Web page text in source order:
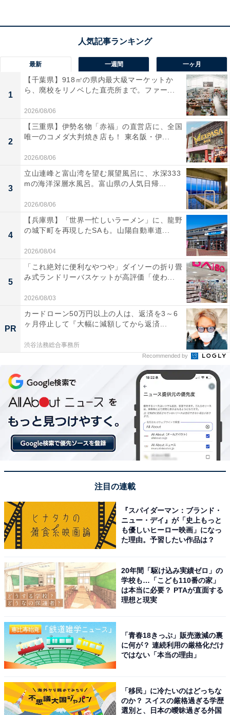
所在地：福島県福島市飯坂町湯野字新湯6
交通手段：東北自動車道 福島飯坂ICより車で12分／福島
交通飯坂線 飯坂温泉駅より車で5分（送迎有）
料金
大人1名（参考価格）：1万5950円
※料金は公式Webサイト参考価格
※プラン・部屋により価格は変動します
チェックイン：15:00
チェックアウト：10:00
あわせて読みたい
【飯坂温泉の人気ホテル】「奥飯坂 穴原温泉
「いわき湯本温泉 ときわの宿 浜とく」は1000坪
もの広大な露天風呂が魅力
いわき湯本温泉 ときわの宿 浜とく（画像：「いわき湯本温泉 ときわの宿 浜
とく」公式Webサイトより）
最新 一週間 一ヶ月
1
【千葉県】918㎡の県内最大級マーケットか
ら、廃校をリノベした直売所まで。ファー...
2026/08/06
2
【三重県】伊勢名物「赤福」の直営店に、全国
唯一のコメダ大判焼き店も！ 東名阪・伊...
2026/08/06
3
立山連峰と富山湾を望む展望風呂に、水深333
mの海洋深層水風呂。富山県の人気日帰...
2026/08/06
4
【兵庫県】「世界一忙しいラーメン」に、龍野
の城下町を再現したSAも。山陽自動車道...
2026/08/04
5
「これ絶対に便利なやつや」ダイソーの折り畳
み式ランドリーバスケットが高評価「使わ...
2026/08/03
PR
カードローン50万円以上の人は、返済を3～6
ヶ月停止して『大幅に減額してから返済...
渋谷法務総合事務所
Recommended by
注目の連載
『スパイダーマン：ブランド・
ニュー・デイ』が「史上もっと
も優しいヒーロー映画」になっ
た理由。予習したい作品は？
20年間「駆け込み実績ゼロ」の
学校も…「こども110番の家」
は本当に必要？ PTAが直面する
理想と現実
「青春18きっぷ」販売激減の裏
に何が？ 連続利用の厳格化だけ
ではない「本当の理由」
「移民」に冷たいのはどっちな
のか？ スイスの厳格過ぎる学歴
選別と、日本の曖昧過ぎる外国